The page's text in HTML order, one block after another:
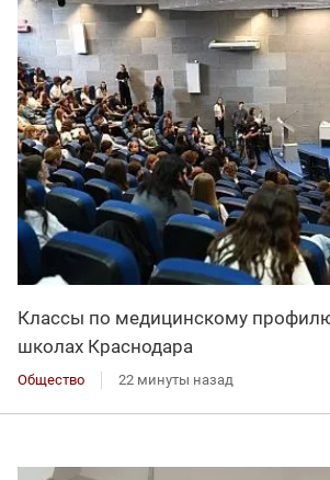
Классы по медицинскому
школах Краснодара
Общество 22 минуты назад